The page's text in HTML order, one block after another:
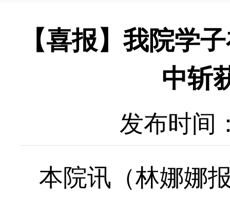
【喜报】我院学
中斩
发布时间
本院讯（林娜娜